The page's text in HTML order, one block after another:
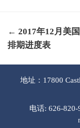
← 2017年12月美
排期进度表
地址：17800
电话: 626-